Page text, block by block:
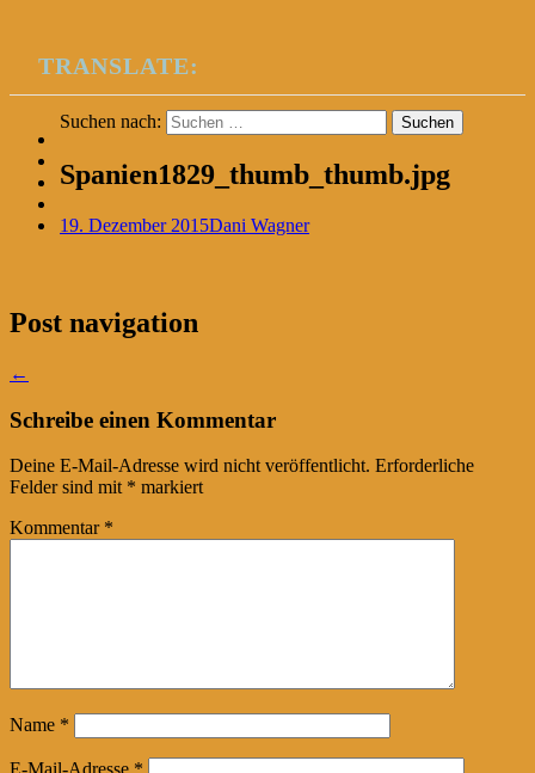
TRANSLATE:
Suchen nach:
Spanien1829_thumb_thumb.jpg
19. Dezember 2015Dani Wagner
Post navigation
←
Schreibe einen Kommentar
Deine E-Mail-Adresse wird nicht veröffentlicht. Erforderliche
Felder sind mit * markiert
Kommentar *
Name *